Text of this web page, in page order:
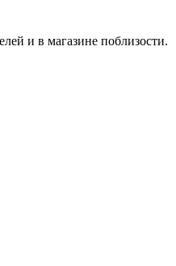
и в магазине поблизости.